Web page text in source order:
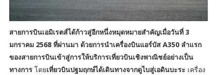
สายการบินเอมิเรตส์ได้ก้าวสู่อีกหนึ่งหมุดหมายสำคัญเมื่อวันที่ 3
มกราคม 2568 ที่ผ่านมา ด้วยการนำเครื่องบินแอร์บัส A350 ลำแรก
ของสายการบินเข้าสู่การให้บริการเที่ยวบินเชิงพาณิชย์อย่างเป็น
ทางการโดยเที่ยวบินปฐมฤกษ์ได้เดินทางจากดูไบสู่เอดินบะระ เครื่อง